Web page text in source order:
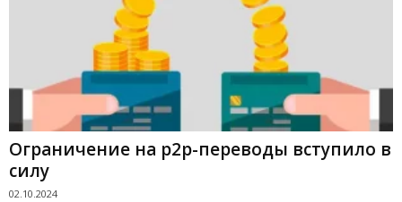
Ограничение на p2p-переводы вступило в
силу
02.10.2024